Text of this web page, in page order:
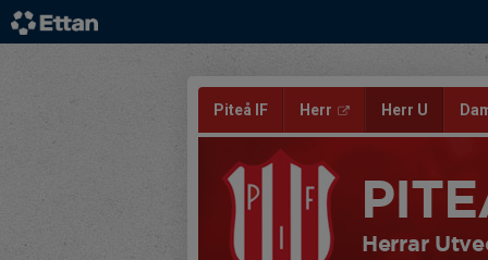
Piteå IF Herr Herr U
Herrar